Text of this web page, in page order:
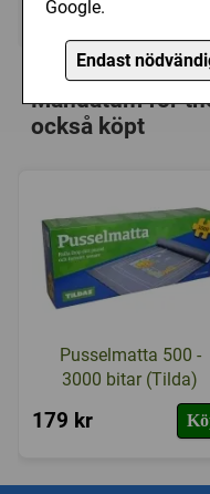
Google.
Endast
Ej tillgänglig
Personer som
Mandatum for
också köpt
Pusselmatta 500 -
3000 bitar (Tilda)
179 kr